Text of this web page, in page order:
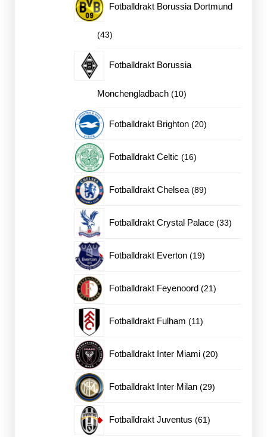
Fotballdrakt Borussia Dortmund
4343
produkter
Fotballdrakt Borussia
Monchengladbach 1010
Fotballdrakt Brighton 2020
Fotballdrakt Celtic 1616
Fotballdrakt Chelsea 8989
Fotballdrakt Crystal Palace 3333
Fotballdrakt Everton 1919
Fotballdrakt Feyenoord 2121
Fotballdrakt Fulham 1111
Fotballdrakt Inter Miami 2020
Fotballdrakt Inter Milan 2929
Fotballdrakt Juventus 6161